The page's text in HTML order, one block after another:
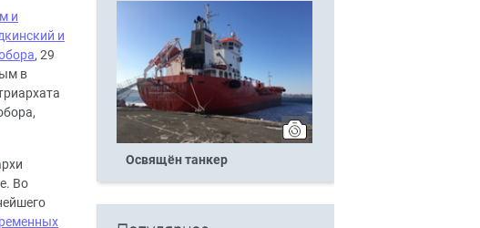
и
и
, 29
в
Во
Освящён танкер